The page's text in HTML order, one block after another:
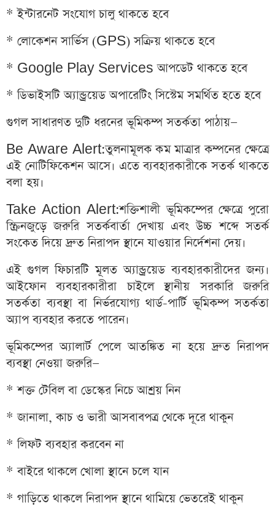
* ইন্টারনেট সংযোগ চালু থাকতে হবে
* লোকেশন সার্ভিস (GPS) সক্রিয় থাকতে হবে
* Google Play Services আপডেট থাকতে হবে
* ডিভাইসটি অ্যান্ড্রয়েড অপারেটিং সিস্টেম সমর্থিত হতে হবে
গুগল সাধারণত দুটি ধরনের ভূমিকম্প সতর্কতা পাঠায়—
Be Aware Alert:তুলনামূলক কম মাত্রার কম্পনের ক্ষেত্রে
এই নোটিফিকেশন আসে। এতে ব্যবহারকারীকে সতর্ক থাকতে
বলা হয়।
Take Action Alert:শক্তিশালী ভূমিকম্পের ক্ষেত্রে পুরো
স্ক্রিনজুড়ে জরুরি সতর্কবার্তা দেখায় এবং উচ্চ শব্দে সতর্ক
সংকেত দিয়ে দ্রুত নিরাপদ স্থানে যাওয়ার নির্দেশনা দেয়।
এই গুগল ফিচারটি মূলত অ্যান্ড্রয়েড ব্যবহারকারীদের জন্য।
আইফোন ব্যবহারকারীরা চাইলে স্থানীয় সরকারি জরুরি
সতর্কতা ব্যবস্থা বা নির্ভরযোগ্য থার্ড-পার্টি ভূমিকম্প সতর্কতা
অ্যাপ ব্যবহার করতে পারেন।
ভূমিকম্পের অ্যালার্ট পেলে আতঙ্কিত না হয়ে দ্রুত নিরাপদ
ব্যবস্থা নেওয়া জরুরি—
* শক্ত টেবিল বা ডেস্কের নিচে আশ্রয় নিন
* জানালা, কাচ ও ভারী আসবাবপত্র থেকে দূরে থাকুন
* লিফট ব্যবহার করবেন না
* বাইরে থাকলে খোলা স্থানে চলে যান
* গাড়িতে থাকলে নিরাপদ স্থানে থামিয়ে ভেতরেই থাকুন